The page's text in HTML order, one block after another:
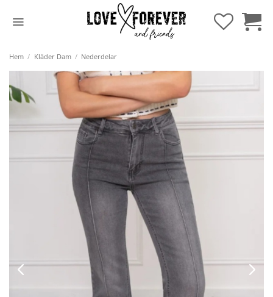
Hem / Kläder Dam / Nederdelar